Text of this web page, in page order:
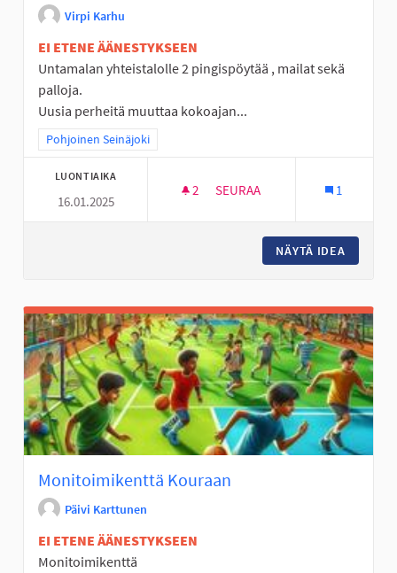
Virpi Karhu
EI ETENE ÄÄNESTYKSEEN
Untamalan yhteistalolle 2 pingispöytää , mailat sekä
palloja.
Uusia perheitä muuttaa kokoajan...
Rajaa tulokset teeman mukaan: Pohjoinen Seinäjoki
Pohjoinen Seinäjoki
LUONTIAIKA
16.01.2025
2 2 SEURAAJAA
SEURAA 1
NÄYTÄ IDEA
Monitoimikenttä Kouraan
Päivi Karttunen
EI ETENE ÄÄNESTYKSEEN
Monitoimikenttä